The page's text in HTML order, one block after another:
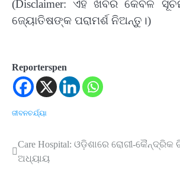
(Disclaimer: ଏହି ଖବର କେବଳ
ଜ୍ୟୋତିଷଙ୍କ ପରାମର୍ଶ ନିଅନ୍ତୁ।)
Reporterspen
ଜୀବନଚର୍ଯ୍ୟା
Post
navigation
Care Hospital: ଓଡ଼ିଶାରେ ରୋଗୀ-
ଅଧ୍ୟାୟ